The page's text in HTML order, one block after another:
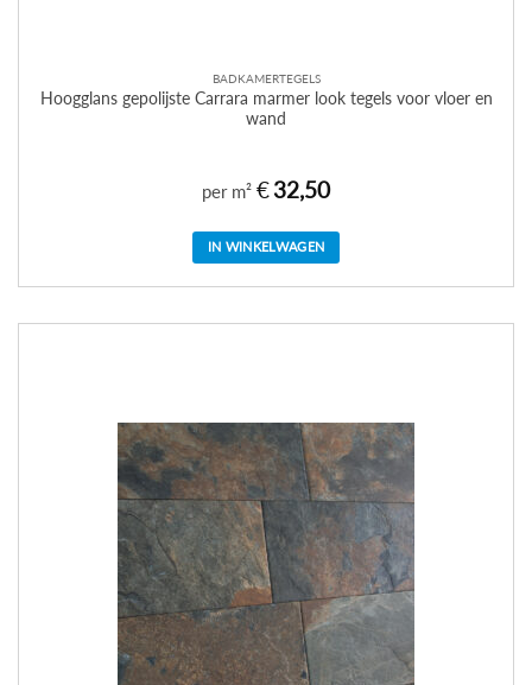
BADKAMERTEGELS
Hoogglans gepolijste Carrara marmer look tegels voor vloer en
wand
per m² €32,50
IN WINKELWAGEN